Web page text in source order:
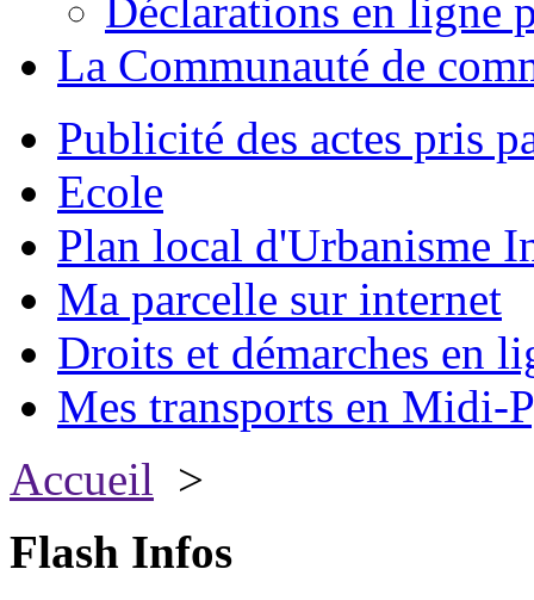
Déclarations en ligne
La Communauté de
Publicité des actes pris
Ecole
Plan local d'Urbanisme
Ma parcelle sur internet
Droits et démarches en
Mes transports en Midi-
Accueil >
Flash Infos